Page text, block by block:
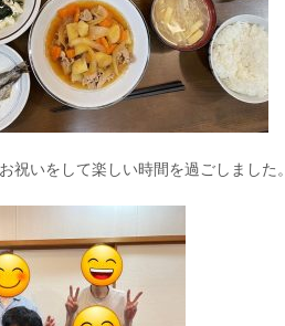
祝いをして楽しい時間を過ごしました。